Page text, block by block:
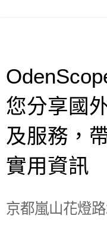
您分享國
及服務，
實用資訊
京都嵐山花燈